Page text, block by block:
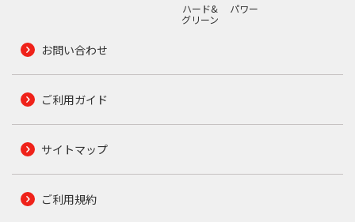
ハード&
グリーン
パワー
お問い合わせ
ご利用ガイド
サイトマップ
ご利用規約